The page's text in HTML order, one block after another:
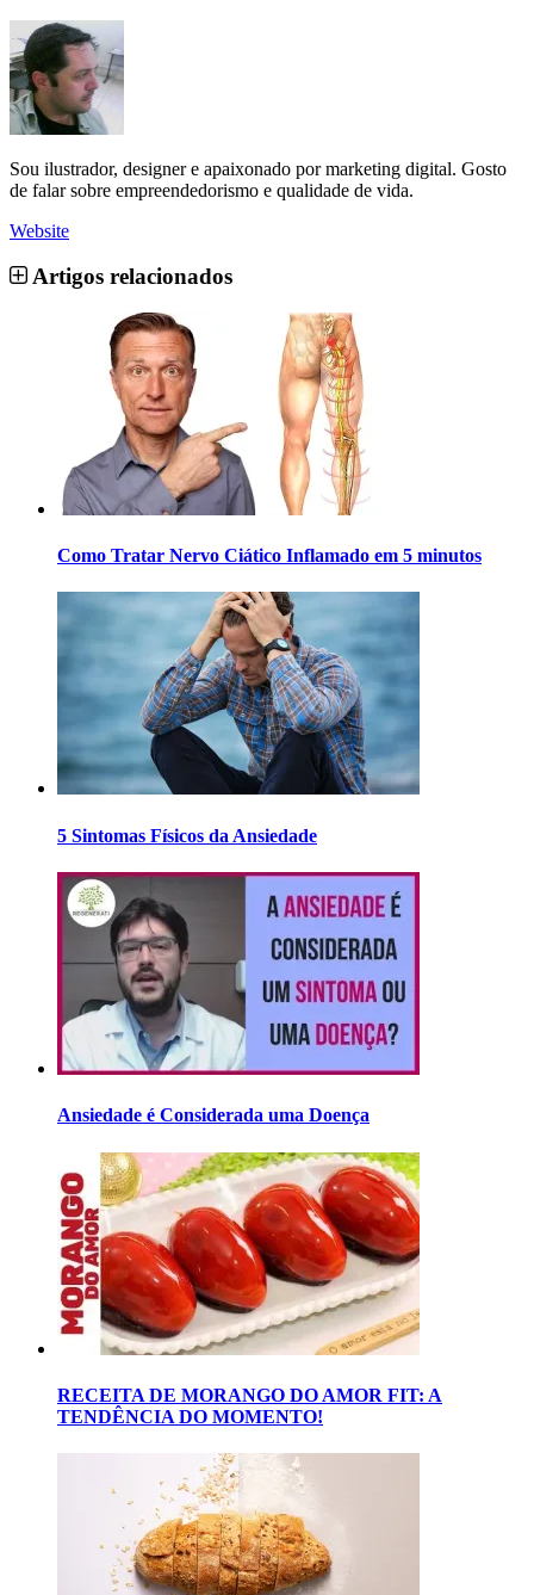
Sou ilustrador, designer e apaixonado por marketing digital. Gosto
de falar sobre empreendedorismo e qualidade de vida.
Website
Artigos relacionados
Como Tratar Nervo Ciático Inflamado em 5 minutos
5 Sintomas Físicos da Ansiedade
Ansiedade é Considerada uma Doença
RECEITA DE MORANGO DO AMOR FIT: A
TENDÊNCIA DO MOMENTO!